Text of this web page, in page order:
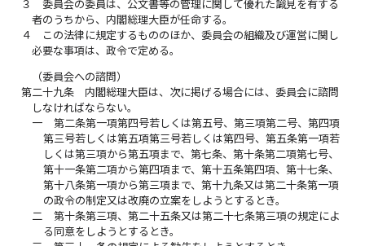
３
委員会の委員は、公文書等の管理に関して優れた識見を有する
者のうちから、内閣総理大臣が任命する。
４
この法律に規定するもののほか、委員会の組織及び運営に関し
必要な事項は、政令で定める。
（委員会への諮問）
第二十九条
内閣総理大臣は、次に掲げる場合には、委員会に諮問
しなければならない。
一
第二条第一項第四号若しくは第五号、第三項第二号、第四項
第三号若しくは第五項第三号若しくは第四号、第五条第一項若
しくは第三項から第五項まで、第七条、第十条第二項第七号、
第十一条第二項から第四項まで、第十五条第四項、第十七条、
第十八条第一項から第三項まで、第十九条又は第二十条第一項
の政令の制定又は改廃の立案をしようとするとき。
二
第十条第三項、第二十五条又は第二十七条第三項の規定によ
る同意をしようとするとき。